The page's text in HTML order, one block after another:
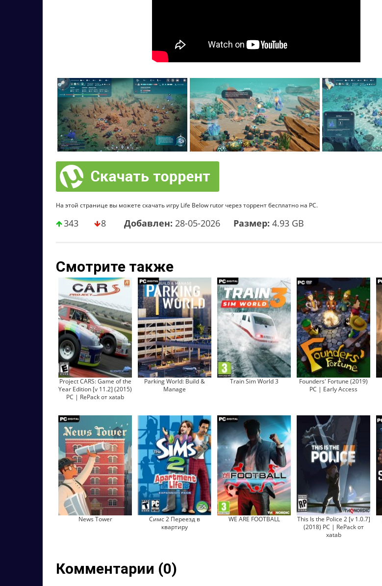
На этой странице вы можете скачать игру Life Below rutor через торрент бесплатно на PC.
343 8 Добавлен: 28-05-2026 Размер: 4.93 GB
Смотрите также
Project CARS: Game of the
Year Edition [v 11.2] (2015)
PC | RePack от xatab
Parking World: Build &
Manage
Train Sim World 3
Founders' Fortune (2019)
PC | Early Access
News Tower
Симс 2 Переезд в
квартиру
WE ARE FOOTBALL
This Is the Police 2 [v 1.0.7]
(2018) PC | RePack от
xatab
Комментарии (0)